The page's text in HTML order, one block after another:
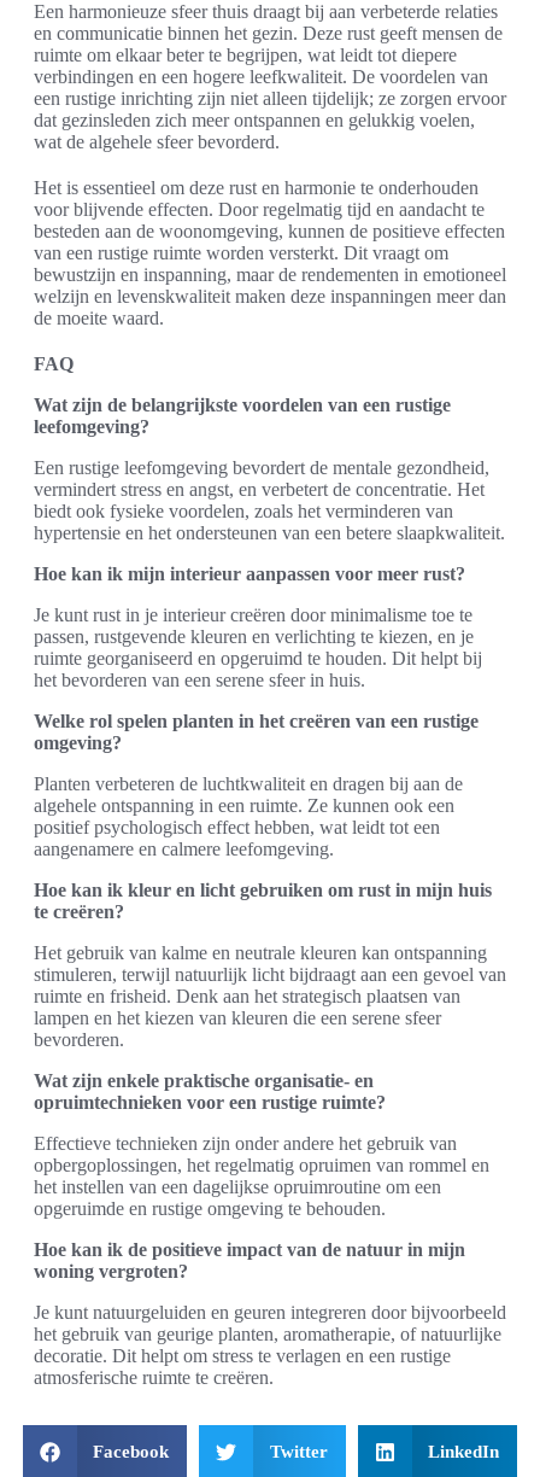
Een harmonieuze sfeer thuis draagt bij aan verbeterde relaties
en communicatie binnen het gezin. Deze rust geeft mensen de
ruimte om elkaar beter te begrijpen, wat leidt tot diepere
verbindingen en een hogere leefkwaliteit. De voordelen van
een rustige inrichting zijn niet alleen tijdelijk; ze zorgen ervoor
dat gezinsleden zich meer ontspannen en gelukkig voelen,
wat de algehele sfeer bevorderd.
Het is essentieel om deze rust en harmonie te onderhouden
voor blijvende effecten. Door regelmatig tijd en aandacht te
besteden aan de woonomgeving, kunnen de positieve effecten
van een rustige ruimte worden versterkt. Dit vraagt om
bewustzijn en inspanning, maar de rendementen in emotioneel
welzijn en levenskwaliteit maken deze inspanningen meer dan
de moeite waard.
FAQ
Wat zijn de belangrijkste voordelen van een rustige
leefomgeving?
Een rustige leefomgeving bevordert de mentale gezondheid,
vermindert stress en angst, en verbetert de concentratie. Het
biedt ook fysieke voordelen, zoals het verminderen van
hypertensie en het ondersteunen van een betere slaapkwaliteit.
Hoe kan ik mijn interieur aanpassen voor meer rust?
Je kunt rust in je interieur creëren door minimalisme toe te
passen, rustgevende kleuren en verlichting te kiezen, en je
ruimte georganiseerd en opgeruimd te houden. Dit helpt bij
het bevorderen van een serene sfeer in huis.
Welke rol spelen planten in het creëren van een rustige
omgeving?
Planten verbeteren de luchtkwaliteit en dragen bij aan de
algehele ontspanning in een ruimte. Ze kunnen ook een
positief psychologisch effect hebben, wat leidt tot een
aangenamere en calmere leefomgeving.
Hoe kan ik kleur en licht gebruiken om rust in mijn huis
te creëren?
Het gebruik van kalme en neutrale kleuren kan ontspanning
stimuleren, terwijl natuurlijk licht bijdraagt aan een gevoel van
ruimte en frisheid. Denk aan het strategisch plaatsen van
lampen en het kiezen van kleuren die een serene sfeer
bevorderen.
Wat zijn enkele praktische organisatie- en
opruimtechnieken voor een rustige ruimte?
Effectieve technieken zijn onder andere het gebruik van
opbergoplossingen, het regelmatig opruimen van rommel en
het instellen van een dagelijkse opruimroutine om een
opgeruimde en rustige omgeving te behouden.
Hoe kan ik de positieve impact van de natuur in mijn
woning vergroten?
Je kunt natuurgeluiden en geuren integreren door bijvoorbeeld
het gebruik van geurige planten, aromatherapie, of natuurlijke
decoratie. Dit helpt om stress te verlagen en een rustige
atmosferische ruimte te creëren.
Facebook Twitter LinkedIn